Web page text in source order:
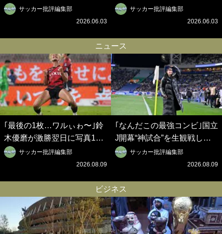
悟の奇跡を支えた日本資本の
ベルギークラブ、次なる野望
ロイデン立石敬之CEOの世
界戦略】(2)
サッカー批評編集部
2026.06.03
ブは創設102年目に歴史的快
挙を成し遂げられたのか？
之CEOの世界戦略】(1)
サッカー批評編集部
2026.06.03
ニュース
｢最後の1枚…ワルぃゎ〜｣鈴
木優磨が激勝翌日に写真12
枚投稿→渾身の“煽りショッ
ト”に興奮！｢最後の1枚まで
サッカー批評編集部
2026.08.09
｢なんだこの最強コンビ｣国立
J開幕“神試合”を生観戦した
仲良しサッカー美女コンビの
現地ショットが話題！｢メッ
ちゃくちゃ可愛い｣
サッカー批評編集部
2026.08.09
ビジネス